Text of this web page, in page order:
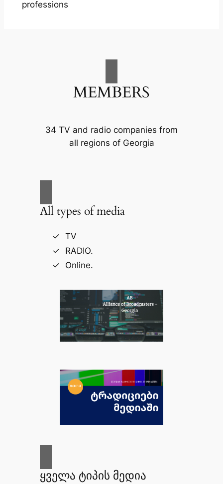
professions
MEMBERS
34 TV and radio companies from
all regions of Georgia
All types of media
TV
RADIO.
Online.
ყველა ტიპის მედია